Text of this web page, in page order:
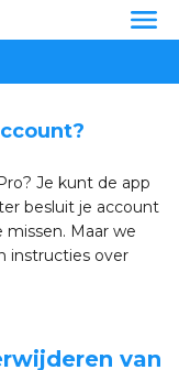
Je kunt de app
besluit je account
Maar we
instructies over
van